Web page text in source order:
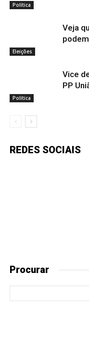
Política
Eleições
Veja
Política
Vice
PP
REDES SOCIAIS
Procurar